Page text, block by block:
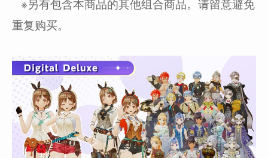
※另有包含本商品的其他组合商品。请留意避免
重复购买。